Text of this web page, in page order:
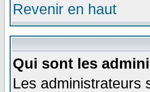
Revenir en haut
Qui sont les
Les administrateurs